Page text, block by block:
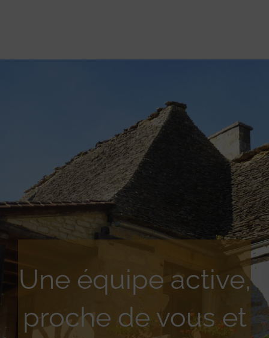
Une équipe active,
proche de vous et